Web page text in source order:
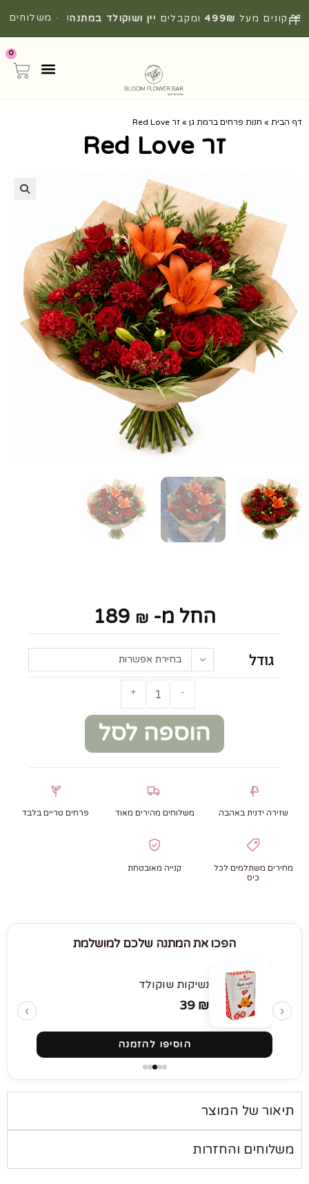
קונים מעל 499₪ ומקבלים יין ושוקולד במתנה! · משלוחים
0
דף הבית » חנות פרחים ברמת גן » זר Red Love
זר Red Love
החל מ- 189 ₪
גודל בחירת אפשרות
-
+
הוספה לסל
שזירה ידנית באהבה משלוחים מהירים מאוד פרחים טריים בלבד
מחירים משתלמים לכל
כיס
קנייה מאובטחת
הפכו את המתנה שלכם למושלמת
‹
נשיקות שוקולד
39 ₪
הוסיפו להזמנה
›
תיאור של המוצר
משלוחים והחזרות